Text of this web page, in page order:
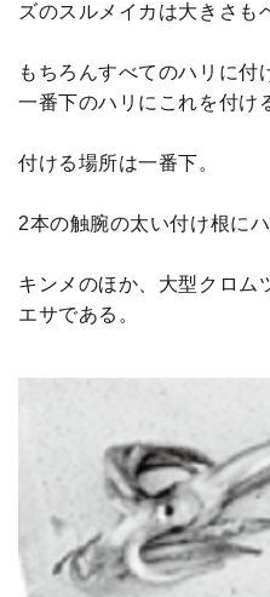
ズのスルメイカは大きさも
もちろんすべてのハリに付
一番下のハリにこれを付け
付ける場所は一番下。
2本の触腕の太い付け根に
キンメのほか、大型クロム
エサである。